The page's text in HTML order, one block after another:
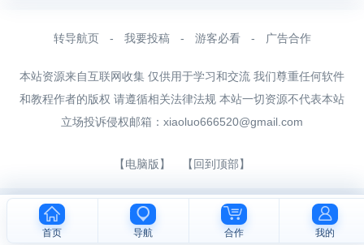
转导航页 - 我要投稿 - 游客必看 - 广告合作
本站资源来自互联网收集 仅供用于学习和交流 我们尊重任何软件
和教程作者的版权 请遵循相关法律法规 本站一切资源不代表本站
立场投诉侵权邮箱： xiaoluo666520@gmail.com
【电脑版】 【回到顶部】
首页 导航 合作 我的